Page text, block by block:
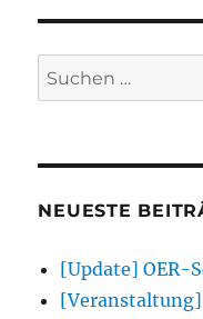
Suchen
nach:
NEUESTE
[Update] OER-
[Veranstaltung]